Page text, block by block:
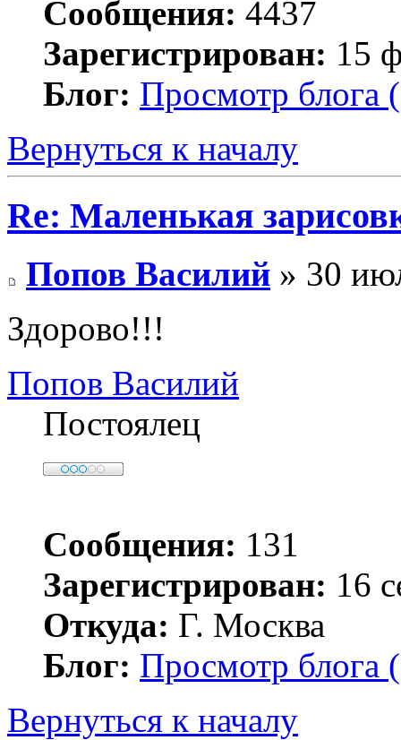
Сообщения: 4437
Зарегистрирован: 15
Блог: Просмотр блога
Вернуться к началу
Re: Маленькая
Попов Василий » 30
Здорово!!!
Попов Василий
Постоялец
Сообщения: 131
Зарегистрирован: 16
Откуда: Г. Москва
Блог: Просмотр блога
Вернуться к началу